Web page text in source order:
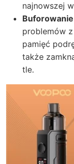
najnowszej
problemów
pamięć
także
tle.